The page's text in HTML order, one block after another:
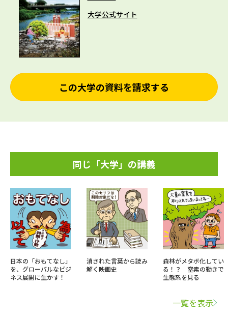
大学公式サイト
この大学の資料を請求する
同じ「大学」の講義
日本の「おもてなし」
を、グローバルなビジ
ネス展開に生かす！
消された言葉から読み
解く映画史
森林がメタボ化してい
る！？ 窒素の動きで
生態系を見る
一覧を表示